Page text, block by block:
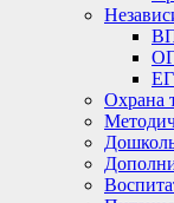
Охрана